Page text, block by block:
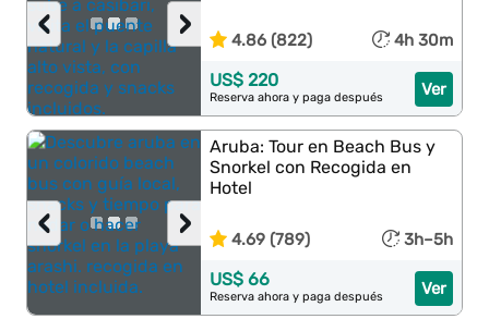
›
‹ 4.86 (822) 4h 30m
Ver
US$ 220
Reserva ahora y paga después
›
‹
Aruba: Tour en Beach Bus y
Snorkel con Recogida en
Hotel
4.69 (789) 3h–5h
Ver
US$ 66
Reserva ahora y paga después